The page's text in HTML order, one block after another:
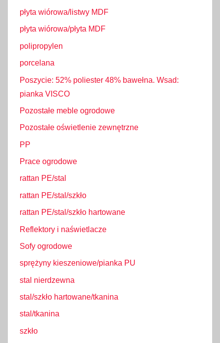
płyta wiórowa/listwy MDF
płyta wiórowa/płyta MDF
polipropylen
porcelana
Poszycie: 52% poliester 48% bawełna. Wsad:
pianka VISCO
Pozostałe meble ogrodowe
Pozostałe oświetlenie zewnętrzne
PP
Prace ogrodowe
rattan PE/stal
rattan PE/stal/szkło
rattan PE/stal/szkło hartowane
Reflektory i naświetlacze
Sofy ogrodowe
sprężyny kieszeniowe/pianka PU
stal nierdzewna
stal/szkło hartowane/tkanina
stal/tkanina
szkło